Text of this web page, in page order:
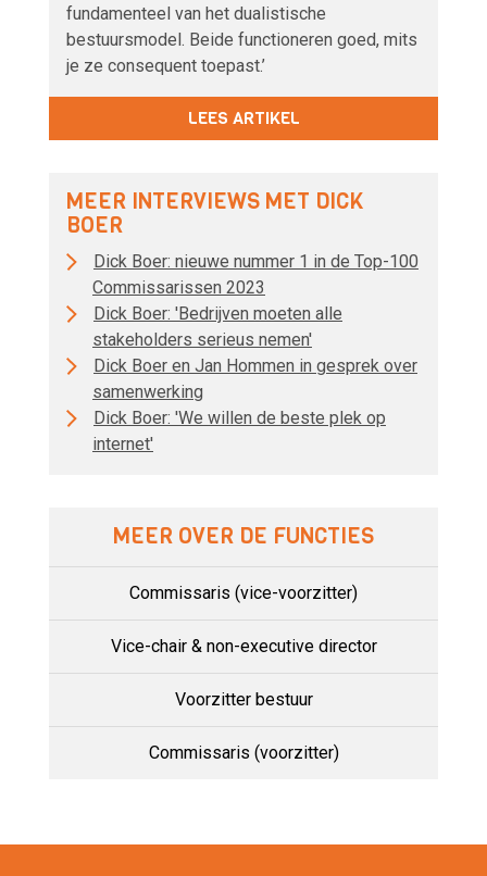
fundamenteel van het dualistische
bestuursmodel. Beide functioneren goed, mits
je ze consequent toepast.’
LEES ARTIKEL
MEER INTERVIEWS MET DICK
BOER
Dick Boer: nieuwe nummer 1 in de Top-100
Commissarissen 2023
Dick Boer: 'Bedrijven moeten alle
stakeholders serieus nemen'
Dick Boer en Jan Hommen in gesprek over
samenwerking
Dick Boer: 'We willen de beste plek op
internet'
MEER OVER DE FUNCTIES
Commissaris (vice-voorzitter)
Vice-chair & non-executive director
Voorzitter bestuur
Commissaris (voorzitter)